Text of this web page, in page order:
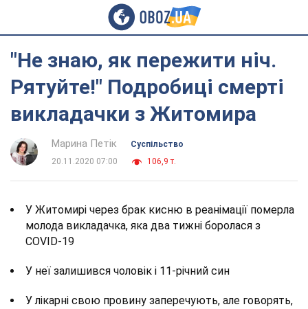
"Не знаю, як пережити ніч.
Рятуйте!" Подробиці смерті
викладачки з Житомира
Марина Петік
Суспільство
20.11.2020 07:00
106,9 т.
У Житомирі через брак кисню в реанімації померла
молода викладачка, яка два тижні боролася з
COVID-19
У неї залишився чоловік і 11-річний син
У лікарні свою провину заперечують, але говорять,